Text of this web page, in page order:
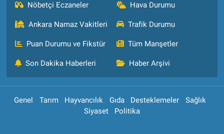
Nöbetçi Eczaneler Hava Durumu
Ankara Namaz Vakitleri Trafik Durumu
Puan Durumu ve Fikstür Tüm Manşetler
Son Dakika Haberleri Haber Arşivi
Genel Tarım Hayvancılık Gıda Desteklemeler
Sağlık
Siyaset
Politika